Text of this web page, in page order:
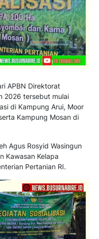
APBN Direktorat
2026 tersebut mulai
di Kampung Arui, Moor
Kampung Mosan di
Agus Rosyid Wasingun
Kawasan Kelapa
Pertanian RI.